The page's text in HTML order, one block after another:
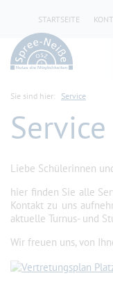
STARTSEITE
Sie sind hier: Service
Service
Liebe Schülerinnen
hier finden Sie alle
Kontakt zu uns
aktuelle Turnus- und
Wir freuen uns, von